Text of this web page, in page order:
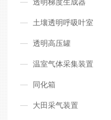
透明梯度生成器
土壤透明呼吸叶室
透明高压罐
温室气体采集装置
同化箱
大田采气装置